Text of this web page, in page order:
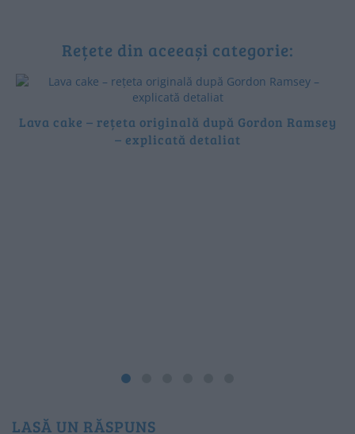
Rețete din aceeași categorie:
Lava cake – rețeta originală după Gordon Ramsey
– explicată detaliat
LASĂ UN RĂSPUNS